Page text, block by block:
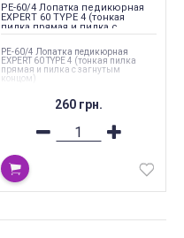
PE-60/4 Лопатка педикюрная
EXPERT 60 TYPE 4 (тонкая
пилка прямая и пилка с
загнутым концом)
PE-60/4 Лопатка педикюрная
EXPERT 60 TYPE 4 (тонкая пилка
прямая и пилка с загнутым
концом)
260 грн.